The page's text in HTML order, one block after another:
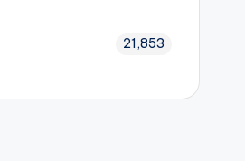
21,853